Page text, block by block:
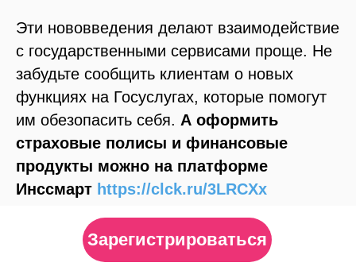
Эти нововведения делают взаимодействие
с государственными сервисами проще. Не
забудьте сообщить клиентам о новых
функциях на Госуслугах, которые помогут
им обезопасить себя. А оформить
страховые полисы и финансовые
продукты можно на платформе
Инссмарт https://clck.ru/3LRCXx
Зарегистрироваться